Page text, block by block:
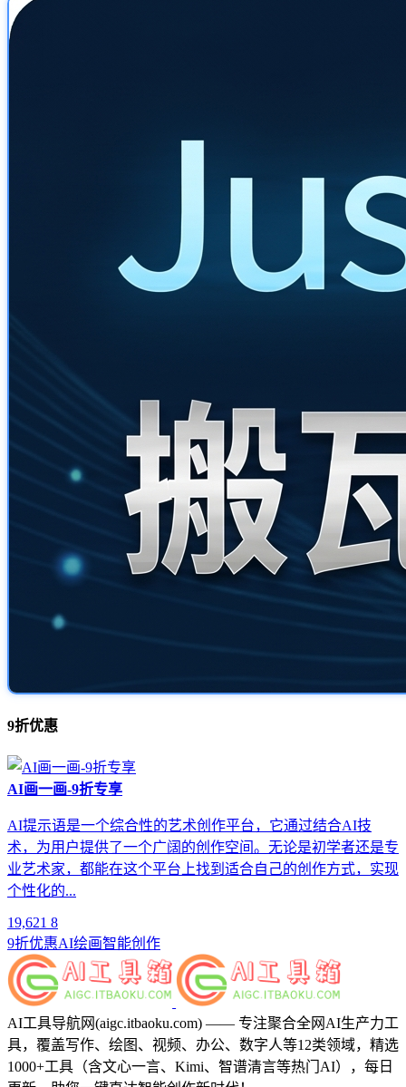
9折优惠
AI画一画-9折专享
AI提示语是一个综合性的艺术创作平台，它通过结合AI技
术，为用户提供了一个广阔的创作空间。无论是初学者还是专
业艺术家，都能在这个平台上找到适合自己的创作方式，实现
个性化的...
19,621 8
9折优惠AI绘画智能创作
AI工具导航网(aigc.itbaoku.com) —— 专注聚合全网AI生产力工
具，覆盖写作、绘图、视频、办公、数字人等12类领域，精选
1000+工具（含文心一言、Kimi、智谱清言等热门AI），每日